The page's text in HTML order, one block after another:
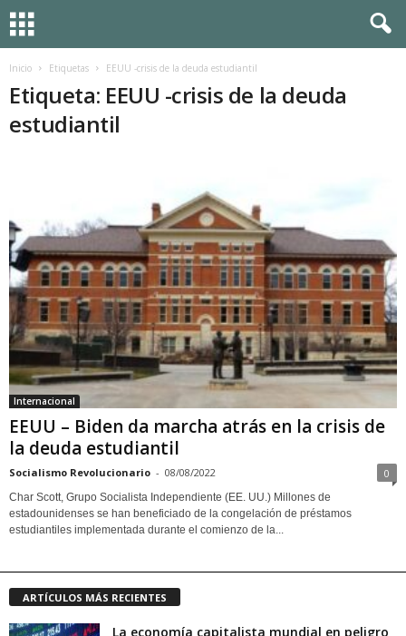
Inicio Etiquetas EEUU -crisis de la deuda estudiantil
Etiqueta: EEUU -crisis de la deuda
estudiantil
Internacional
EEUU – Biden da marcha atrás en la crisis de
la deuda estudiantil
Socialismo Revolucionario - 08/08/2022 0
Char Scott, Grupo Socialista Independiente (EE. UU.) Millones de
estadounidenses se han beneficiado de la congelación de préstamos
estudiantiles implementada durante el comienzo de la...
ARTÍCULOS MÁS RECIENTES
La economía capitalista mundial en peligro